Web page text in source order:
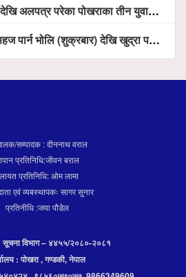
तीन युवाको सशस्त्र प्रहरी सहितको टोलीको साहसिक उद्धार
देखि खुद्रा पसलबाटै बिक्रि वितरण हुने, स्टोर नगर्न आग्रह
सम्पादक : दीननाथ वराल
प्रतिनिधि:जीवन बराल
प्रतिनिधि: ओम लामा
एवं व्यबस्थापकः सागर सुनार
प्रतिनीधि :जया पौडेल
: सूचना विभाग – ४४५५/२०८०-२०८१
: पोखरा , गण्डकी, नेपाल